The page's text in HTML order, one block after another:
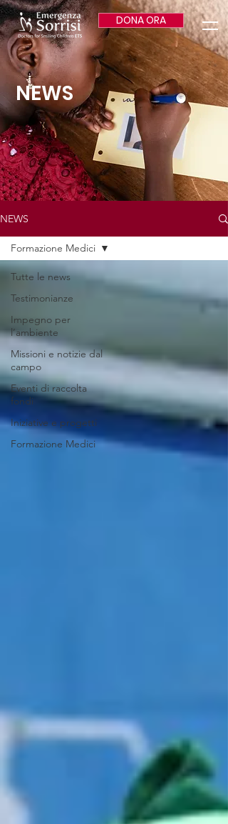
DONA ORA
NEWS
NEWS
Tutte le news
Testimonianze
Impegno per
l’ambiente
Missioni e notizie dal
campo
Eventi di raccolta
fondi
Iniziative e progetti
Formazione Medici
Formazione Medici